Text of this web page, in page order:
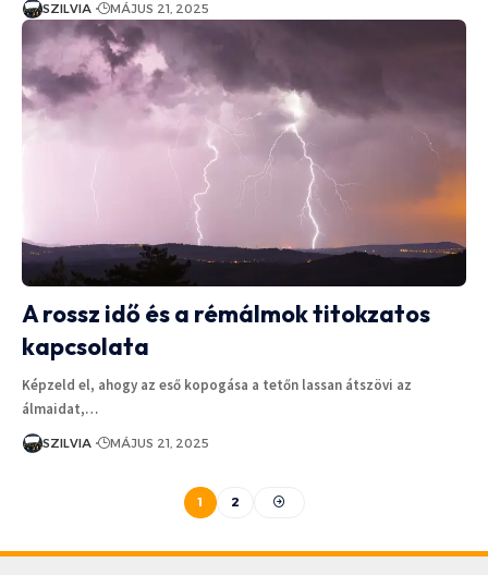
SZILVIA MÁJUS 21, 2025
A rossz idő és a rémálmok titokzatos
kapcsolata
Képzeld el, ahogy az eső kopogása a tetőn lassan átszövi az
álmaidat,…
SZILVIA MÁJUS 21, 2025
1 2